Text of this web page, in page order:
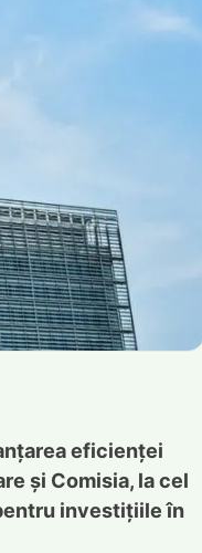
eficienței
și Comisia, la cel
investițiile în